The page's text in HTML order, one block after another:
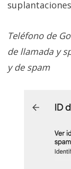
Teléfono de
de llamada y
y de spam